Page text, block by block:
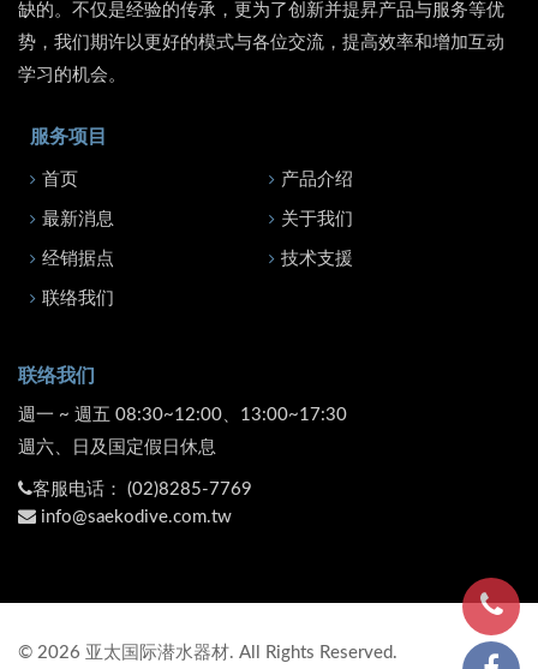
缺的。不仅是经验的传承，更为了创新并提昇产品与服务等优
势，我们期许以更好的模式与各位交流，提高效率和增加互动
学习的机会。
服务项目
首页 产品介绍
最新消息 关于我们
经销据点 技术支援
联络我们
联络我们
週一 ~ 週五 08:30~12:00、13:00~17:30
週六、日及国定假日休息
客服电话： (02)8285-7769
info@saekodive.com.tw
© 2026 亚太国际潜水器材. All Rights Reserved.